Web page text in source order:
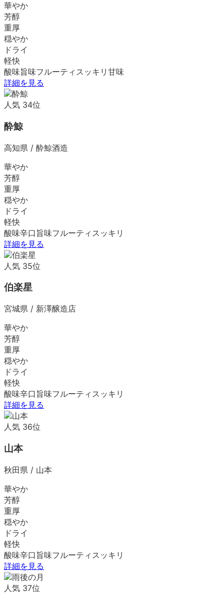
華やか
芳醇
重厚
穏やか
ドライ
軽快
酸味旨味フルーティ スッキリ 甘味
詳細を見る
人気 34位
酔鯨
高知県 / 酔鯨酒造
華やか
芳醇
重厚
穏やか
ドライ
軽快
酸味辛口 旨味フルーティ スッキリ
詳細を見る
人気 35位
伯楽星
宮城県 / 新澤醸造店
華やか
芳醇
重厚
穏やか
ドライ
軽快
酸味辛口 旨味フルーティ スッキリ
詳細を見る
人気 36位
山本
秋田県 / 山本
華やか
芳醇
重厚
穏やか
ドライ
軽快
酸味辛口 旨味フルーティ スッキリ
詳細を見る
人気 37位